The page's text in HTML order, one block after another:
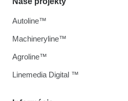
Autoline™
Machineryline™
Agroline™
Linemedia Digital ™